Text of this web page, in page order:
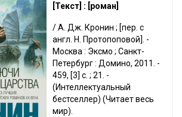
[Текст] : [роман]
/ А. Дж. Кронин ; [пер. с
англ. Н. Протопоповой]. -
Москва : Эксмо ; Санкт-
Петербург : Домино, 2011. -
459, [3] с. ; 21. -
(Интеллектуальный
бестселлер) (Читает весь
мир).